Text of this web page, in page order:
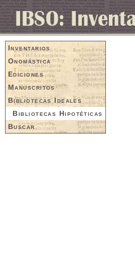
Inventarios
Onomástica
Ediciones
Manuscritos
Bibliotecas Ideales
Bibliotecas Hipotéticas
Buscar